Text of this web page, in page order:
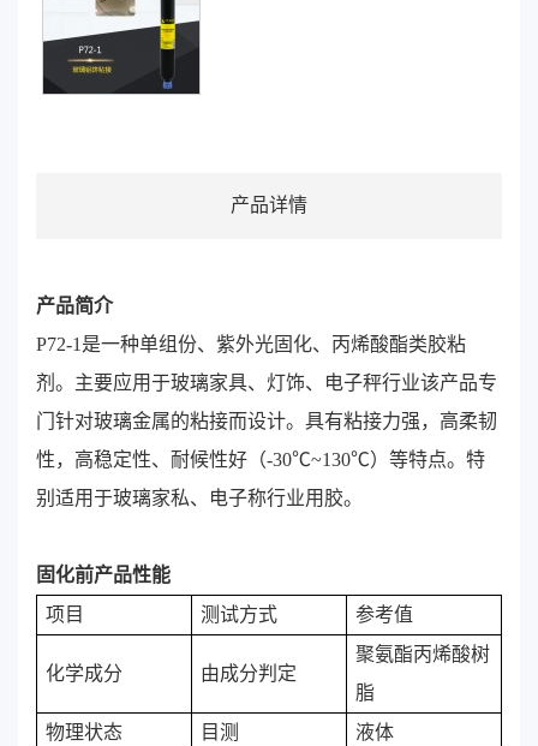
产品详情
产品简介
P72-1是一种单组份、紫外光固化、丙烯酸酯类胶粘
剂。主要应用于玻璃家具、灯饰、电子秤行业该产品专
门针对玻璃金属的粘接而设计。具有粘接力强，高柔韧
性，高稳定性、耐候性好（-30℃~130℃）等特点。特
别适用于玻璃家私、电子称行业用胶。
固化前产品性能
项目
测试方式 参考值
化学成分 由成分判定
聚氨酯丙烯酸树
脂
物理状态
目测 液体